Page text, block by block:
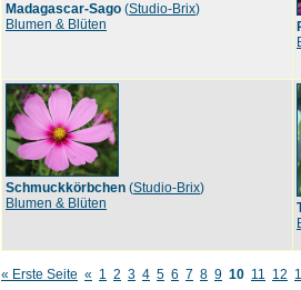
Madagascar-Sago (Studio-Brix)
Blumen & Blüten
Schmuckkörbchen (Studio-Brix)
Blumen & Blüten
« Erste Seite « 1 2 3 4 5 6 7 8 9 10 11 12